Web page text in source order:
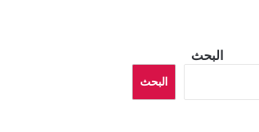
البحث
البحث